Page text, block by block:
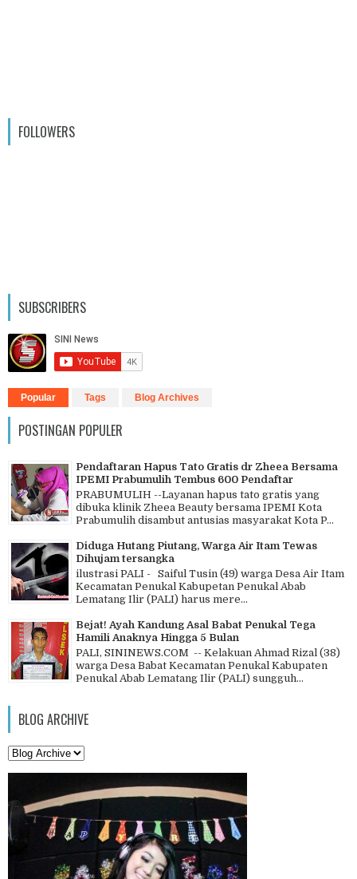
FOLLOWERS
SUBSCRIBERS
Popular Tags Blog Archives
POSTINGAN POPULER
Pendaftaran Hapus Tato Gratis dr Zheea Bersama
IPEMI Prabumulih Tembus 600 Pendaftar
PRABUMULIH --Layanan hapus tato gratis yang
dibuka klinik Zheea Beauty bersama IPEMI Kota
Prabumulih disambut antusias masyarakat Kota P...
Diduga Hutang Piutang, Warga Air Itam Tewas
Dihujam tersangka
ilustrasi PALI - Saiful Tusin (49) warga Desa Air Itam
Kecamatan Penukal Kabupetan Penukal Abab
Lematang Ilir (PALI) harus mere...
Bejat! Ayah Kandung Asal Babat Penukal Tega
Hamili Anaknya Hingga 5 Bulan
PALI, SININEWS.COM -- Kelakuan Ahmad Rizal (38)
warga Desa Babat Kecamatan Penukal Kabupaten
Penukal Abab Lematang Ilir (PALI) sungguh...
BLOG ARCHIVE